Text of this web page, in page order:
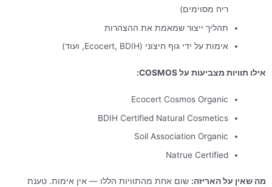
ריח מסוימים)
תהליך ייצור שמאמת את ההצהרות
אימות על ידי גוף חיצוני (Ecocert, BDIH, ועוד)
אילו תוויות מצביעות על COSMOS:
Ecocert Cosmos Organic
BDIH Certified Natural Cosmetics
Soil Association Organic
Natrue Certified
מה שאין על האריזה: שום אחת מהתוויות הללו — אין אימות. טענת